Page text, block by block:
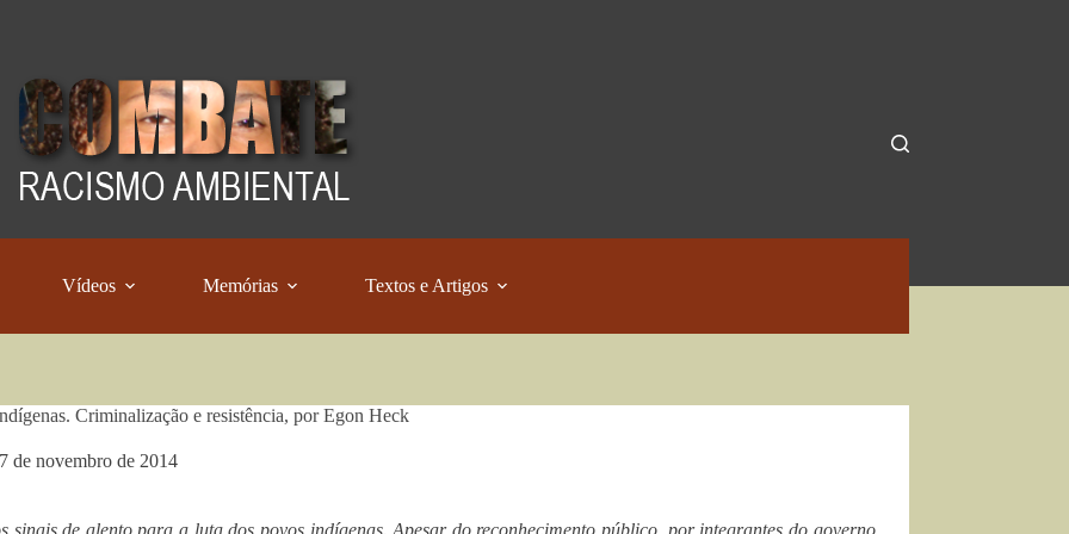
Vídeos Memórias Textos e Artigos
Criminalização e resistência, por Egon Heck
de novembro de 2014
sinais de alento para a luta dos povos indígenas. Apesar do reconhecimento público, por integrantes do governo,